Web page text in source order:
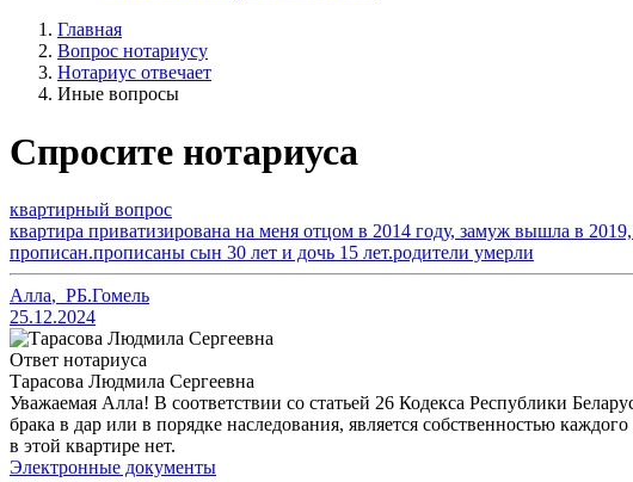
Главная
Вопрос нотариусу
Нотариус отвечает
Иные вопросы
Спросите нотариуса
квартирный вопрос
квартира приватизирована на меня отцом в 2014 году, замуж вышла в
прописан.прописаны сын 30 лет и дочь 15 лет.родители умерли
Алла, РБ.Гомель
25.12.2024
Ответ нотариуса
Тарасова Людмила Сергеевна
Уважаемая Алла! В соответствии со статьей 26 Кодекса Республики
брака в дар или в порядке наследования, является собственностью
в этой квартире нет.
Электронные документы